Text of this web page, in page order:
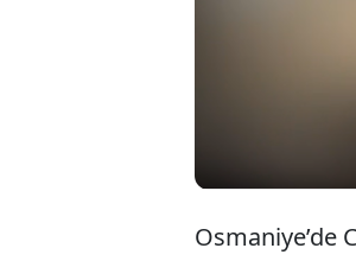
Osmaniye’de